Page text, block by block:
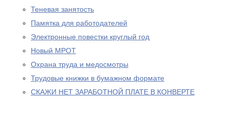
Теневая занятость
Памятка для работодателей
Электронные повестки круглый год
Новый МРОТ
Охрана труда и медосмотры
Трудовые книжки в бумажном формате
СКАЖИ НЕТ ЗАРАБОТНОЙ ПЛАТЕ В КОНВЕРТЕ